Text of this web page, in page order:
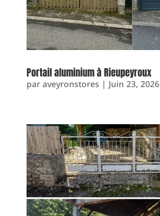
Portail aluminium à Rieupeyroux
par aveyronstores | Juin 23, 2026